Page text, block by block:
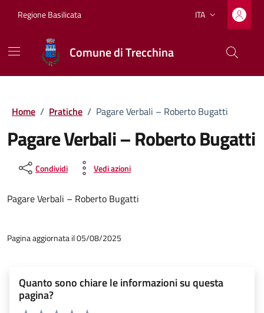
Regione Basilicata Lingua attiva:
ITA
Comune di Trecchina
Home / Pratiche / Pagare Verbali – Roberto Bugatti
Pagare Verbali – Roberto Bugatti
Condividi Vedi azioni
Pagare Verbali – Roberto Bugatti
Pagina aggiornata il 05/08/2025
Quanto sono chiare le informazioni su questa
pagina?